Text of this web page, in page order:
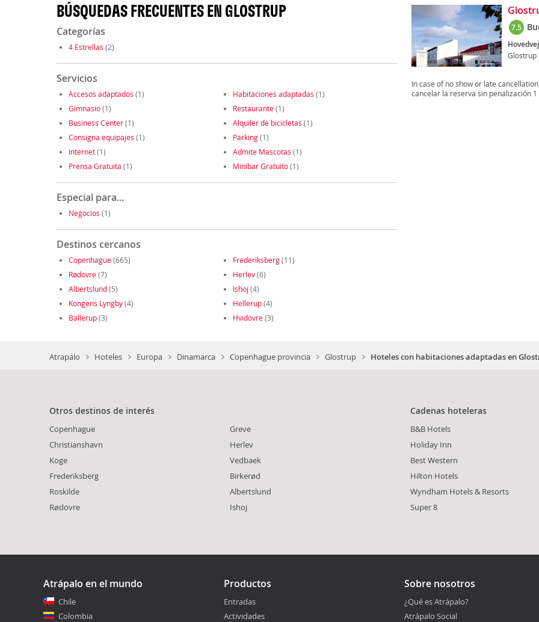
BÚSQUEDAS FRECUENTES EN GLOSTRUP
Categorías
4 Estrellas (2)
Servicios
Accesos adaptados (1) Habitaciones adaptadas (1)
Gimnasio(1) Restaurante(1)
Business Center(1) Alquiler de bicicletas (1)
Consigna equipajes (1) Parking(1)
Internet(1) Admite Mascotas (1)
Prensa Gratuita (1) Minibar Gratuito(1)
Especial para...
Negocios (1)
Destinos cercanos
Copenhague(665) Frederiksberg(11)
Rødovre(7) Herlev(6)
Albertslund(5) Ishoj (4)
Kongens Lyngby(4) Hellerup(4)
Ballerup(3) Hvidovre(3)
7.5
Glostrup
In case of no show or late
cancelar la reserva sin penalización 1
Atrapalo Hoteles Europa Dinamarca Copenhague provincia Glostrup Hoteles con habitaciones adaptadas en
Otros destinos de interés
Copenhague
Christianshavn
Koge
Frederiksberg
Roskilde
Rødovre
Greve
Herlev
Vedbaek
Birkerød
Albertslund
Ishoj
Cadenas hoteleras
B&B Hotels
Holiday Inn
Best Western
Hilton Hotels
Wyndham Hotels & Resorts
Super 8
Atrápalo en el mundo
Chile
Colombia
Productos
Entradas
Actividades
Sobre nosotros
¿Qué es Atrápalo?
Atrápalo Social